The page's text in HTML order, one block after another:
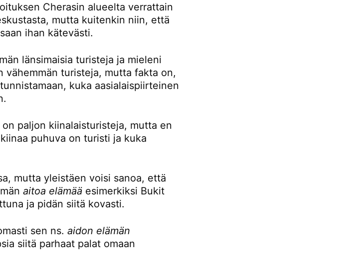
Cherasin alueelta verrattain
mutta kuitenkin niin, että
ihan kätevästi.
länsimaisia turisteja ja mieleni
vähemmän turisteja, mutta fakta on,
kuka aasialaispiirteinen
paljon kiinalaisturisteja, mutta en
puhuva on turisti ja kuka
mutta yleistäen voisi sanoa, että
aitoa elämää esimerkiksi Bukit
ja pidän siitä kovasti.
sen ns. aidon elämän
siitä parhaat palat omaan